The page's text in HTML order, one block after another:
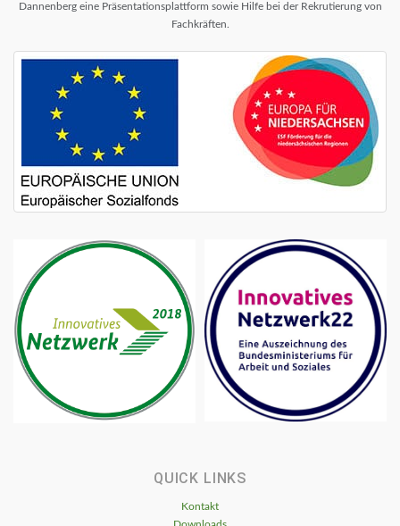
Dannenberg eine Präsentationsplattform sowie Hilfe bei der Rekrutierung von
Fachkräften.
QUICK LINKS
Kontakt